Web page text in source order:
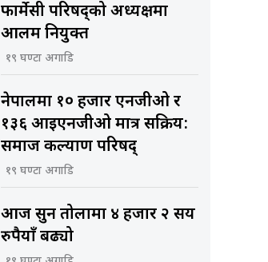
फार्मेसी परिषद्को अध्यक्षमा
आलम नियुक्त
१९ घण्टा अगाडि
नेपालमा १० हजार एनजीओ र
१३६ आइएनजीओ मात्र सक्रिय:
समाज कल्याण परिषद्
१९ घण्टा अगाडि
आज सुन तोलामा ४ हजार २ सय
रुपैयाँ बढ्यो